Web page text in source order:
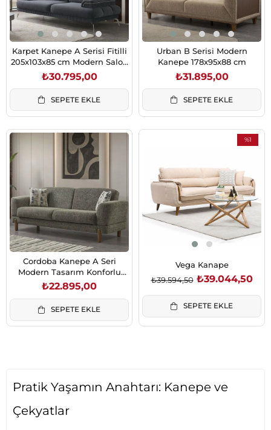
Karpet Kanepe A Serisi Fitilli
205x103x85 cm Modern Salon
Koltuğu
₺30.795,00
SEPETE EKLE
Urban B Serisi Modern
Kanepe 178x95x88 cm
₺31.895,00
SEPETE EKLE
Cordoba Kanepe A Seri
Modern Tasarım Konforlu
Kanepe
₺22.895,00
SEPETE EKLE
%1
Vega Kanape
₺39.044,50
₺39.594,50
SEPETE EKLE
Pratik Yaşamın Anahtarı: Kanepe ve
Çekyatlar